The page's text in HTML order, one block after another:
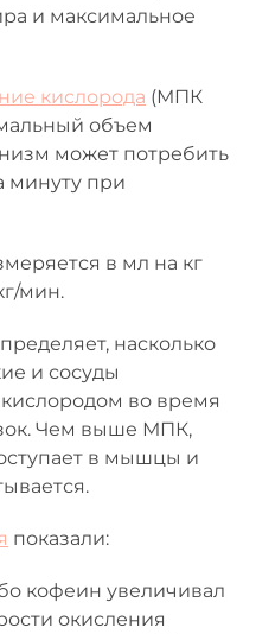
и максимальное
кислорода (МПК
объем
может потребить
минуту при
в мл на кг
мин.
насколько
и сосуды
во время
Чем выше МПК,
в мышцы и
показали:
кофеин увеличивал
окисления